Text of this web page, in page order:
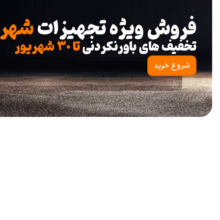
فروش ویژه تجهیزات
تخفیف های باورنکردنیتا ۳۰ شهریور
شروع خرید